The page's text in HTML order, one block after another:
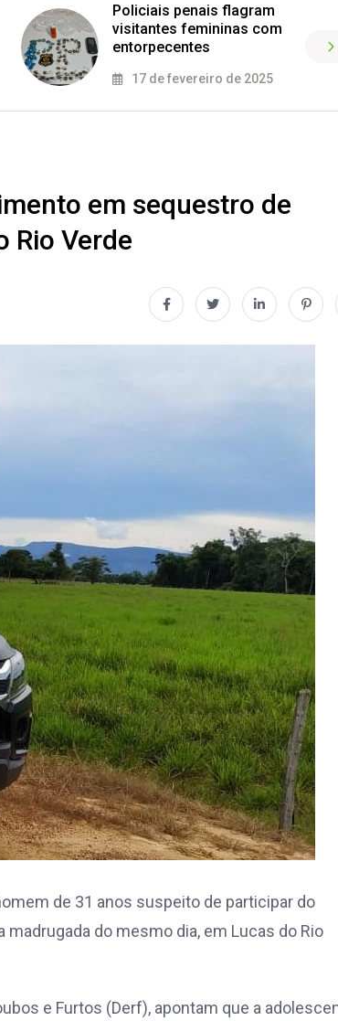
Policiais penais flagram
visitantes femininas com
entorpecentes
17 de fevereiro de 2025
em sequestro de
Rio Verde
de 31 anos suspeito de participar do
do mesmo dia, em Lucas do Rio
e Furtos (Derf), apontam que a